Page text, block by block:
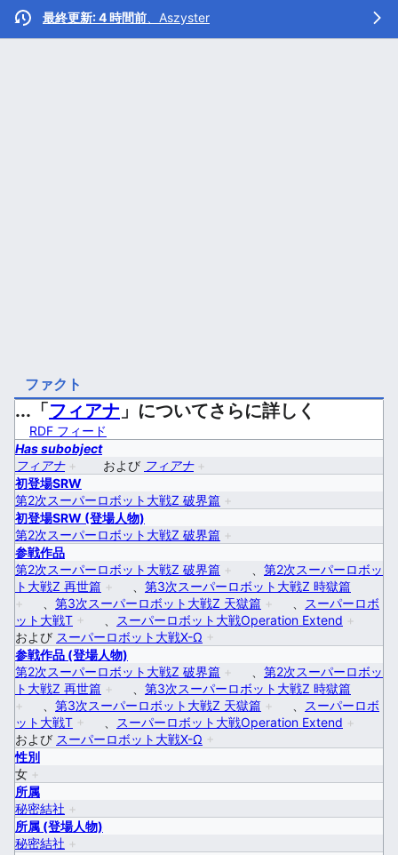
最終更新: 4 時間前 Aszyster
ファクト
...「フィアナ 」についてさらに詳しく
RDF フィード
Has subobject
フィアナ + および フィアナ +
初登場SRW
第2次スーパーロボット大戦Z 破界篇 +
初登場SRW (登場人物)
第2次スーパーロボット大戦Z 破界篇 +
参戦作品
第2次スーパーロボット大戦Z 破界篇 +
第2次スーパーロボッ
ト大戦Z 再世篇 +
第3次スーパーロボット大戦Z 時獄篇
+
第3次スーパーロボット大戦Z 天獄篇 +
スーパーロボ
ット大戦T + スーパーロボット大戦Operation Extend +
および スーパーロボット大戦X-Ω +
参戦作品 (登場人物)
第2次スーパーロボット大戦Z 破界篇 +
第2次スーパーロボッ
ト大戦Z 再世篇 +
第3次スーパーロボット大戦Z 時獄篇
+
第3次スーパーロボット大戦Z 天獄篇 +
スーパーロボ
ット大戦T + スーパーロボット大戦Operation Extend +
および スーパーロボット大戦X-Ω +
性別
女 +
所属
秘密結社 +
所属 (登場人物)
秘密結社 +